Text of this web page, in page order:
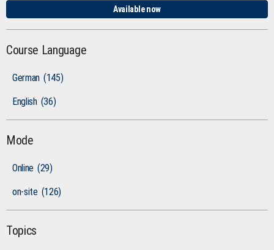
Available now
Course Language
German (145)
English (36)
Mode
Online (29)
on-site (126)
Topics